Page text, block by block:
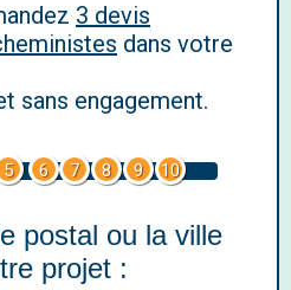
3 devis
dans votre
sans engagement.
5 6 7 8 9 10
postal ou la ville
projet :